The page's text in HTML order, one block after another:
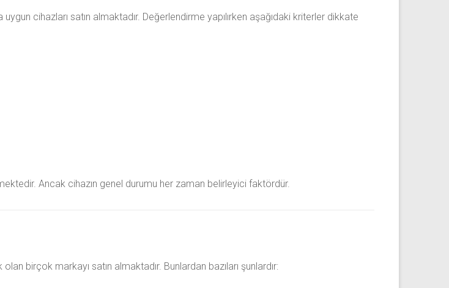
cihazları satın almaktadır. Değerlendirme yapılırken aşağıdaki kriterler dikkate
Ancak cihazın genel durumu her zaman belirleyici faktördür.
birçok markayı satın almaktadır. Bunlardan bazıları şunlardır: